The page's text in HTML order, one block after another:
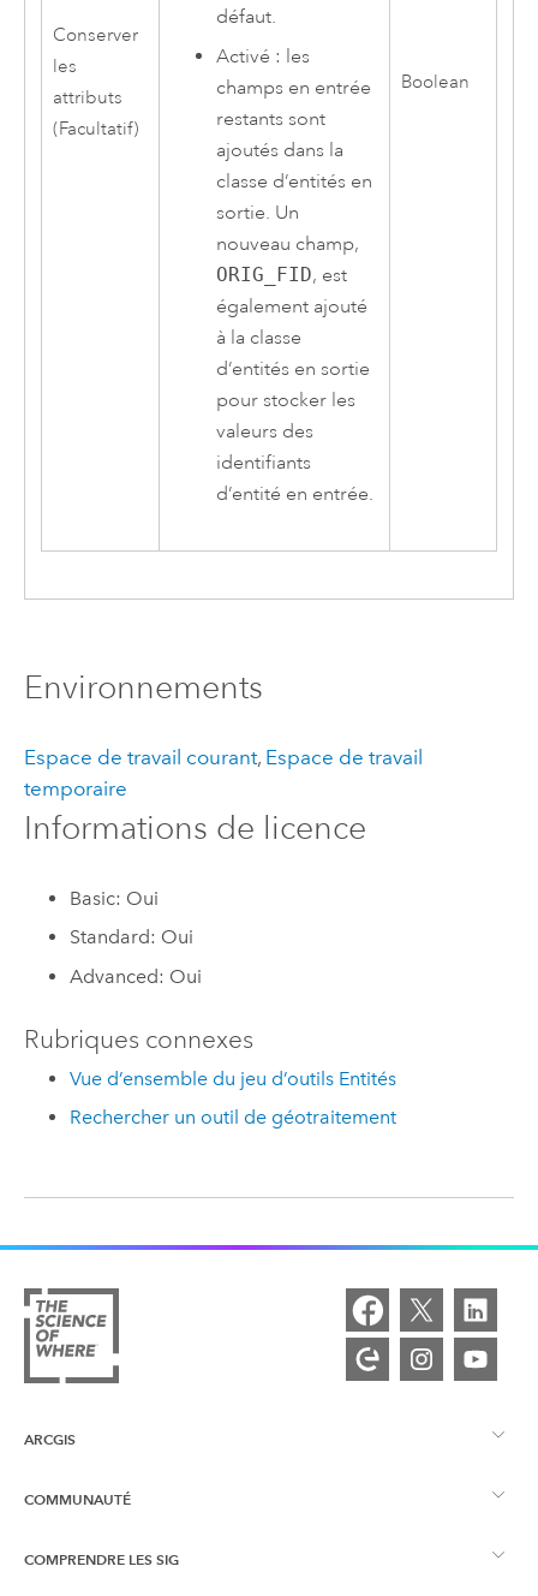
Conserver
les
attributs
(Facultatif)
défaut.
Activé : les
champs en entrée
restants sont
ajoutés dans la
classe d’entités en
sortie. Un
nouveau champ,
ORIG_FID, est
également ajouté
à la classe
d’entités en sortie
pour stocker les
valeurs des
identifiants
d’entité en entrée.
Boolean
Environnements
Espace de travail courant, Espace de travail
temporaire
Informations de licence
Basic: Oui
Standard: Oui
Advanced: Oui
Rubriques connexes
Vue d’ensemble du jeu d’outils Entités
Rechercher un outil de géotraitement
ARCGIS
Vue d’ensemble d’ArcGIS
COMMUNAUTÉ
Esri Community
COMPRENDRE LES SIG